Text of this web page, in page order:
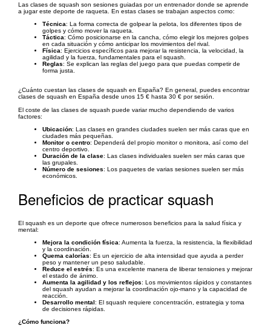
Las clases de squash son sesiones guiadas por un entrenador donde se aprende
a jugar este deporte de raqueta. En estas clases se trabajan aspectos como:
Técnica: La forma correcta de golpear la pelota, los diferentes tipos de
golpes y cómo mover la raqueta.
Táctica: Cómo posicionarse en la cancha, cómo elegir los mejores golpes
en cada situación y cómo anticipar los movimientos del rival.
Física: Ejercicios específicos para mejorar la resistencia, la velocidad, la
agilidad y la fuerza, fundamentales para el squash.
Reglas: Se explican las reglas del juego para que puedas competir de
forma justa.
¿Cuánto cuestan las clases de squash en España? En general, puedes encontrar
clases de squash en España desde unos 15 € hasta 30 € por sesión.
El coste de las clases de squash puede variar mucho dependiendo de varios
factores:
Ubicación: Las clases en grandes ciudades suelen ser más caras que en
ciudades más pequeñas.
Monitor o centro: Dependerá del propio monitor o monitora, así como del
centro deportivo.
Duración de la clase: Las clases individuales suelen ser más caras que
las grupales.
Número de sesiones: Los paquetes de varias sesiones suelen ser más
económicos.
Beneficios de practicar squash
El squash es un deporte que ofrece numerosos beneficios para la salud física y
mental:
Mejora la condición física: Aumenta la fuerza, la resistencia, la flexibilidad
y la coordinación.
Quema calorías: Es un ejercicio de alta intensidad que ayuda a perder
peso y mantener un peso saludable.
Reduce el estrés: Es una excelente manera de liberar tensiones y mejorar
el estado de ánimo.
Aumenta la agilidad y los reflejos: Los movimientos rápidos y constantes
del squash ayudan a mejorar la coordinación ojo-mano y la capacidad de
reacción.
Desarrollo mental: El squash requiere concentración, estrategia y toma
de decisiones rápidas.
¿Cómo funciona?